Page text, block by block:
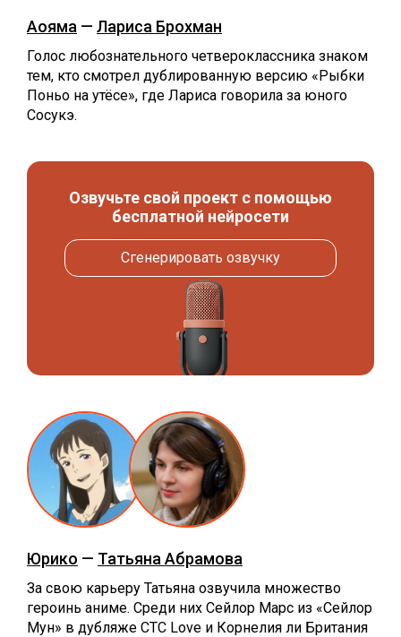
Аояма — Лариса Брохман
Голос любознательного четвероклассника знаком
тем, кто смотрел дублированную версию «Рыбки
Поньо на утёсе»‎, где Лариса говорила за юного
Сосукэ.
Озвучьте свой проект с помощью
бесплатной нейросети
Сгенерировать озвучку
Юрико — Татьяна Абрамова
За свою карьеру Татьяна озвучила множество
героинь аниме. Среди них Сейлор Марс из «Сейлор
Мун»‎ в дубляже СТС Love и Корнелия ли Британия